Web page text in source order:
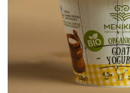
CREME ȘI PASTE TARTINABILE
CEAIURI GRECEȘTI
CIOCOLATĂ ȘI CACAO
HEALTHY SNACKS
SUPERALIMENTE